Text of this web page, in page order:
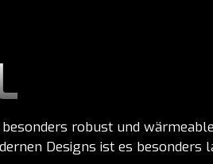
robust und
Designs ist es besonders